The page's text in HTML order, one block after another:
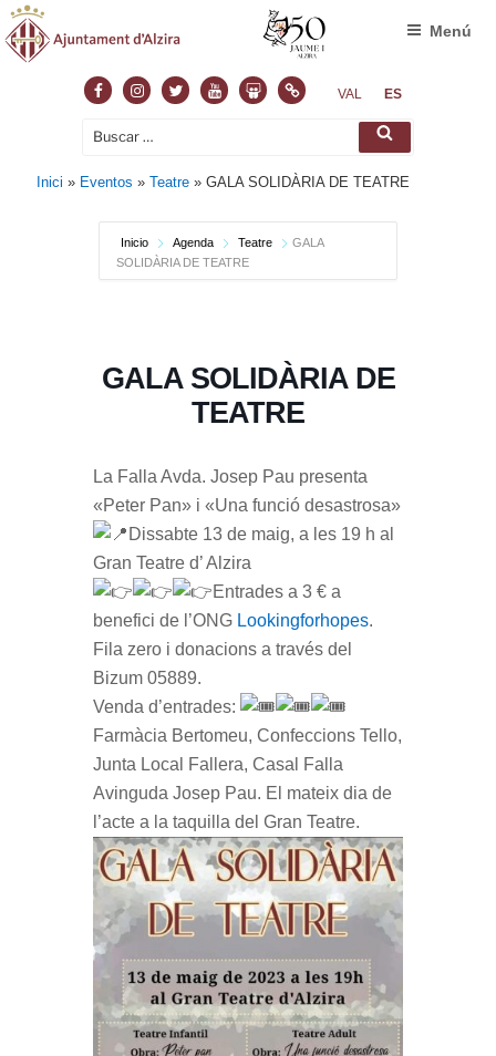
FacebookInstagram
TwitterYoutubeSlideshare
NormasVAL ES
Buscar
Buscar
Menú
Inici » Eventos »Teatre »GALA SOLIDÀRIA DE TEATRE
Inicio Agenda Teatre
GALA
SOLIDÀRIA DE TEATRE
GALA SOLIDÀRIA DE
TEATRE
La Falla Avda. Josep Pau presenta
«Peter Pan» i «Una funció desastrosa»
Dissabte 13 de maig, a les 19 h al
Gran Teatre d’ Alzira
Entrades a 3 € a
benefici de l’ONG Lookingforhopes.
Fila zero i donacions a través del
Bizum 05889.
Venda d’entrades:
Farmàcia Bertomeu, Confeccions Tello,
Junta Local Fallera, Casal Falla
Avinguda Josep Pau. El mateix dia de
l’acte a la taquilla del Gran Teatre.